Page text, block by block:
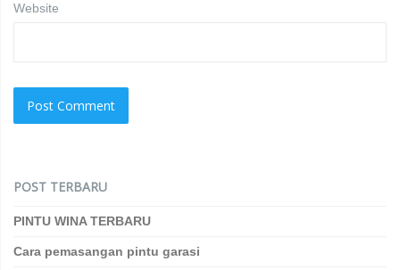
Website
POST TERBARU
PINTU WINA TERBARU
Cara pemasangan pintu garasi